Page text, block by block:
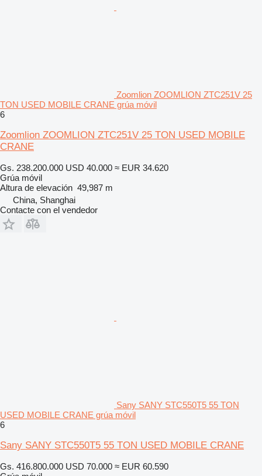
Zoomlion ZOOMLION ZTC251V 25
TON USED MOBILE CRANE grúa móvil
6
Zoomlion ZOOMLION ZTC251V 25 TON USED MOBILE
CRANE
Gs. 238.200.000 USD 40.000 ≈ EUR 34.620
Grúa móvil
Altura de elevación 49,987 m
China, Shanghai
Contacte con el vendedor
Sany SANY STC550T5 55 TON
USED MOBILE CRANE grúa móvil
6
Sany SANY STC550T5 55 TON USED MOBILE CRANE
Gs. 416.800.000 USD 70.000 ≈ EUR 60.590